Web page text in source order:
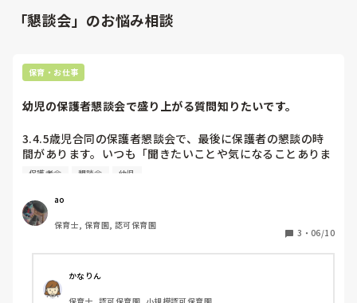
「懇談会」のお悩み相談
保育・お仕事
幼児の保護者懇談会で盛り上がる質問知りたいです。
3.4.5歳児合同の保護者懇談会で、最後に保護者の懇談の時
間があります。いつも「聞きたいことや気になることありま
すか？」と聞いてもどの保護者も何も言わず沈黙が続いてし
いてお話してもらおうかなと思っています。
何かいい話題、盛り上がる質問など教えていただきたいです
🙇‍♀️
保護者会 懇談会 幼児
ao
保育士, 保育園, 認可保育園
3 ・ 06/10
かなりん